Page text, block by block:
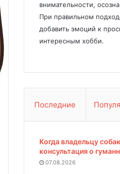
внимательности,
При правильном
добавить эмоций к
интересным хобби.
Последние
Когда владельцу
консультация о
07.08.2026